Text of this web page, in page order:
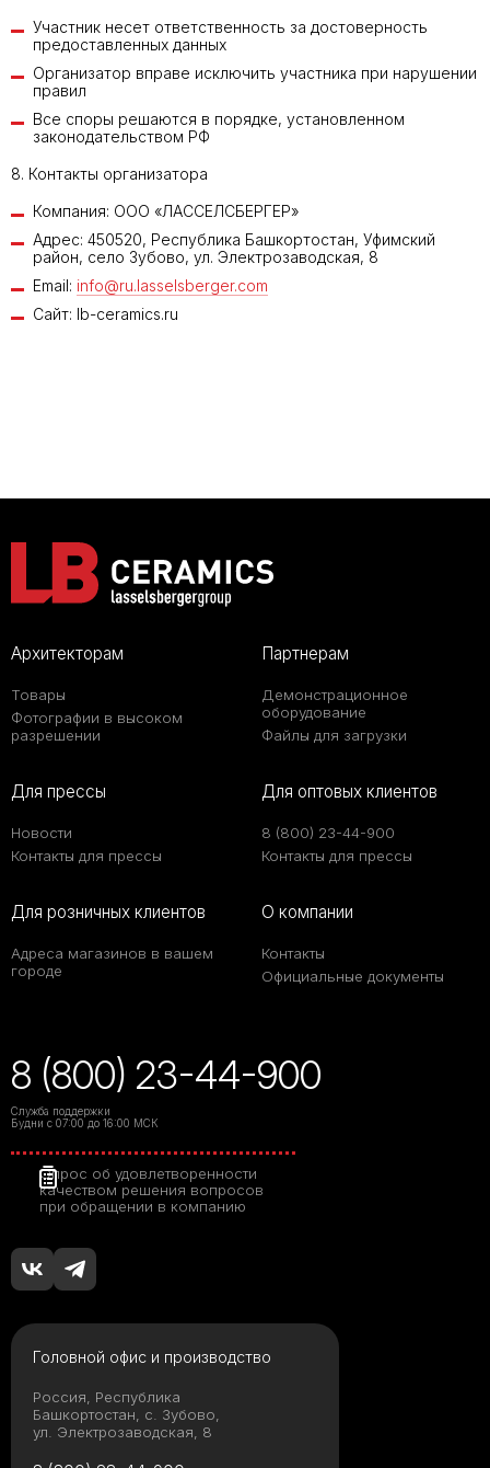
Участник несет ответственность за достоверность
предоставленных данных
Организатор вправе исключить участника при нарушении
правил
Все споры решаются в порядке, установленном
законодательством РФ
8. Контакты организатора
Компания: ООО «ЛАССЕЛСБЕРГЕР»
Адрес: 450520, Республика Башкортостан, Уфимский
район, село Зубово, ул. Электрозаводская, 8
Email: info@ru.lasselsberger.com
Сайт: lb-ceramics.ru
Архитекторам
Товары
Фотографии в высоком
разрешении
Партнерам
Демонстрационное
оборудование
Файлы для загрузки
Для прессы
Новости
Контакты для прессы
Для оптовых клиентов
8 (800) 23-44-900
Контакты для прессы
Для розничных клиентов
Адреса магазинов в вашем
городе
О компании
Контакты
Официальные документы
8 (800) 23-44-900
Служба поддержки
Будни с 07:00 до 16:00 МСК
Опрос об удовлетворенности
качеством решения вопросов
при обращении в компанию
Головной офис и производство
Россия, Республика
Башкортостан, с. Зубово,
ул. Электрозаводская, 8